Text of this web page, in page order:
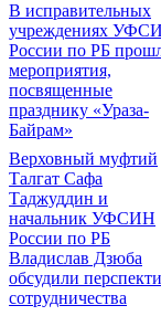
В исправительных
учреждениях
России по РБ
мероприятия,
посвященные
празднику «Ураза-
Байрам»
Верховный муфтий
Талгат Сафа
Таджуддин и
начальник УФСИН
России по РБ
Владислав Дзюба
обсудили
сотрудничества